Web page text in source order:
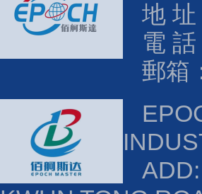
地
電 話
郵箱
ADD: